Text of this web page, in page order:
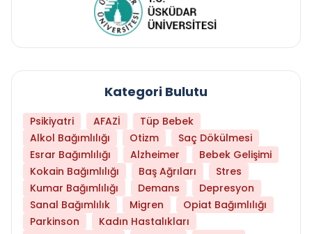
Kategori Bulutu
Psikiyatri AFAZİ
Tüp Bebek
Alkol Bağımlılığı
Otizm
Saç Dökülmesi
Esrar Bağımlılığı
Alzheimer
Bebek Gelişimi
Kokain Bağımlılığı
Baş Ağrıları
Stres
Kumar Bağımlılığı
Demans
Depresyon
Sanal Bağımlılık
Migren
Opiat Bağımlılığı
Parkinson
Kadın Hastalıkları